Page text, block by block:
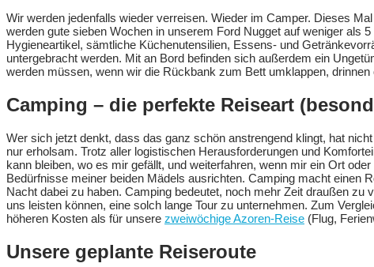
Wir werden jedenfalls wieder verreisen. Wieder im Camper. Dieses
werden gute sieben Wochen in unserem Ford Nugget auf weniger als
Hygieneartikel, sämtliche Küchenutensilien, Essens- und
untergebracht werden. Mit an Bord befinden sich außerdem ein
werden müssen, wenn wir die Rückbank zum Bett umklappen,
Camping – die perfekte Reiseart
Wer sich jetzt denkt, dass das ganz schön anstrengend klingt, hat
nur erholsam. Trotz aller logistischen Herausforderungen und
kann bleiben, wo es mir gefällt, und weiterfahren, wenn mir ein Ort
Bedürfnisse meiner beiden Mädels ausrichten. Camping macht einen
Nacht dabei zu haben. Camping bedeutet, noch mehr Zeit draußen
uns leisten können, eine solch lange Tour zu unternehmen. Zum
höheren Kosten als für unsere zweiwöchige Azoren-Reise (Flug,
Unsere geplante Reiseroute